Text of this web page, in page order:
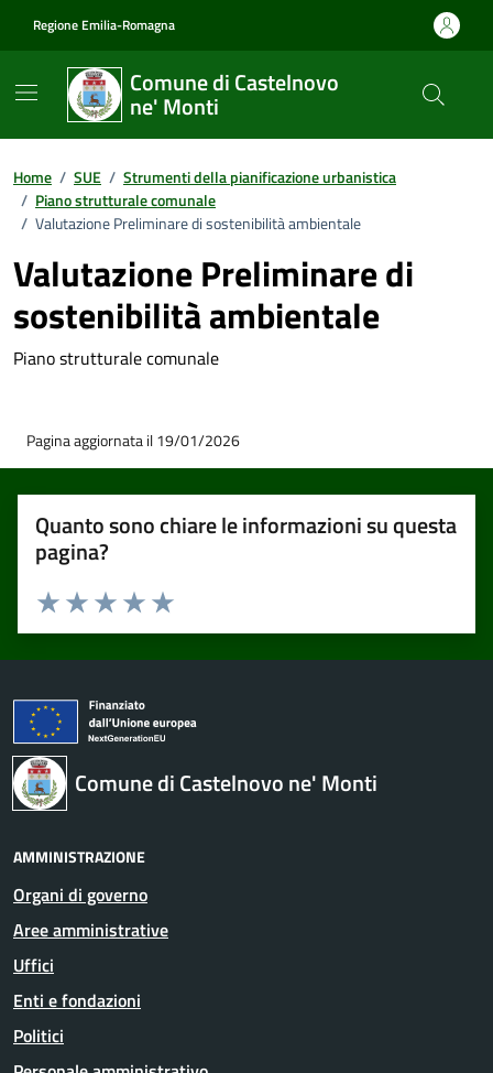
Regione Emilia-Romagna
Comune di Castelnovo
ne' Monti
Home / SUE / Strumenti della pianificazione urbanistica
/ Piano strutturale comunale
/ Valutazione Preliminare di sostenibilità ambientale
Valutazione Preliminare di
sostenibilità ambientale
Piano strutturale comunale
Pagina aggiornata il 19/01/2026
Quanto sono chiare le informazioni su questa
pagina?
Valuta 5 stelle su 5
Valuta 4 stelle su 5
Valuta 3 stelle su 5
Valuta 2 stelle su 5
Valuta 1 stelle su 5
Comune di Castelnovo ne' Monti
AMMINISTRAZIONE
Organi di governo
Aree amministrative
Uffici
Enti e fondazioni
Politici